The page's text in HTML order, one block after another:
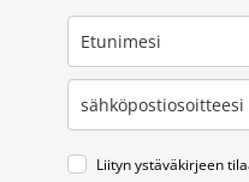
Liityn ystäväkirjeen